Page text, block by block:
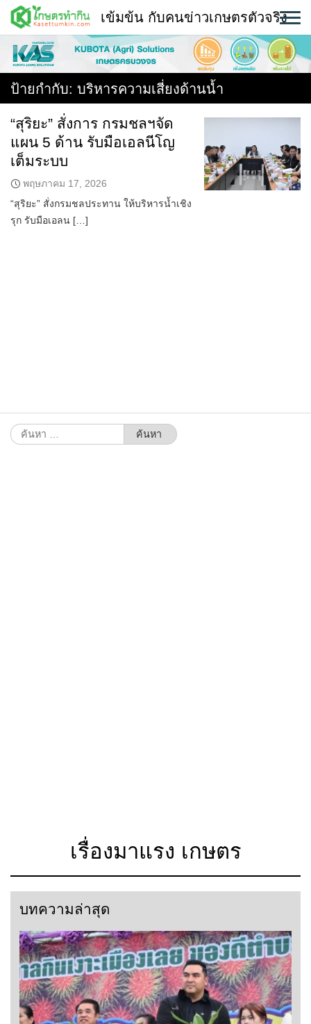
Skip
content
พืช
หน้าแรก
แวดวงเกษตร
ใคร ทำอะไร ที่ไหน
เข้มข้น กับคนข่าวเกษตรตัวจริง
ป้ายกำกับ: บริหารความเสี่ยงด้านน้ำ
“สุริยะ” สั่งการ กรมชลฯจัด
แผน 5 ด้าน รับมือเอลนีโญ
เต็มระบบ
พฤษภาคม 17, 2026
“สุริยะ” สั่งกรมชลประทาน ให้บริหารน้ำเชิง
รุก รับมือเอลน […]
ค้นหา
สำหรับ:
เรื่องมาแรง เกษตร
บทความล่าสุด